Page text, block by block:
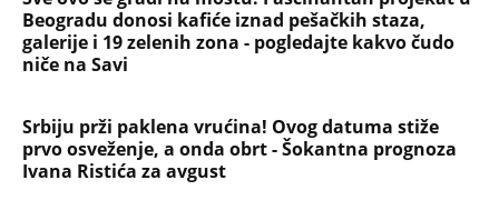
Beogradu donosi kafiće iznad pešačkih staza,
galerije i 19 zelenih zona - pogledajte kakvo čudo
niče na Savi
Srbiju prži paklena vrućina! Ovog datuma stiže
prvo osveženje, a onda obrt - Šokantna prognoza
Ivana Ristića za avgust